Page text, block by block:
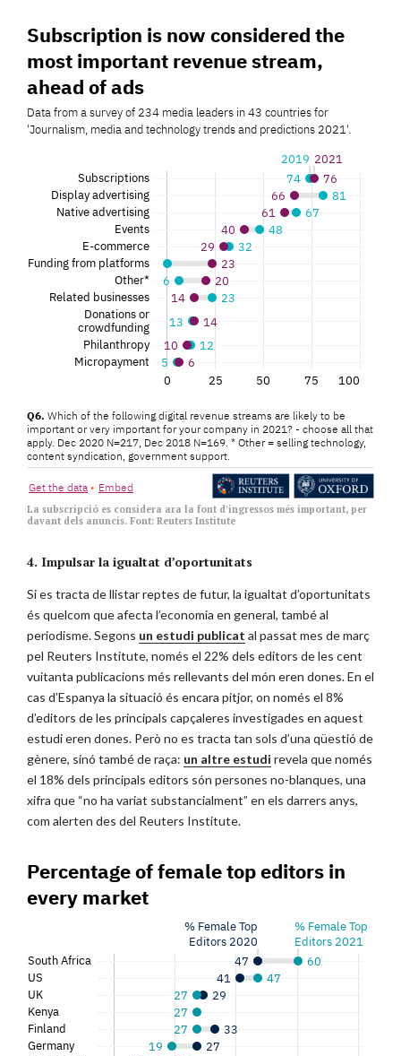
La subscripció es considera ara la font d'ingressos més important, per
davant dels anuncis. Font: Reuters Institute
4. Impulsar la igualtat d’oportunitats
Si es tracta de llistar reptes de futur, la igualtat d’oportunitats
és quelcom que afecta l’economia en general, també al
periodisme. Segons un estudi publicat al passat mes de març
pel Reuters Institute, només el 22% dels editors de les cent
vuitanta publicacions més rellevants del món eren dones. En el
cas d’Espanya la situació és encara pitjor, on només el 8%
d’editors de les principals capçaleres investigades en aquest
estudi eren dones. Però no es tracta tan sols d’una qüestió de
gènere, sinó també de raça: un altre estudi revela que només
el 18% dels principals editors són persones no-blanques, una
xifra que “no ha variat substancialment” en els darrers anys,
com alerten des del Reuters Institute.